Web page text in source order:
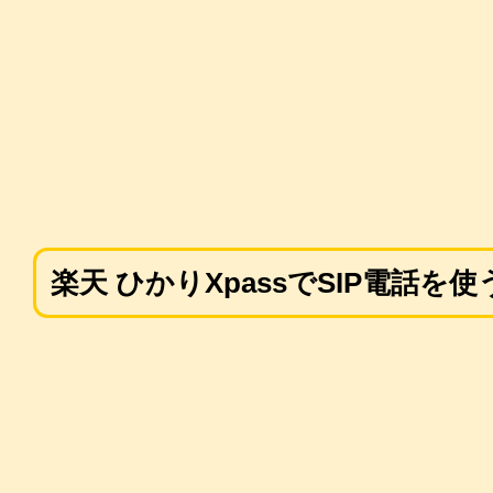
楽天 ひかりXpassでSIP電話を使